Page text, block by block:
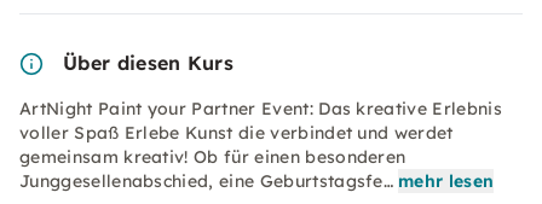
Über diesen Kurs
ArtNight Paint your Partner Event: Das kreative Erlebnis
voller Spaß Erlebe Kunst die verbindet und werdet
gemeinsam kreativ! Ob für einen besonderen
Junggesellenabschied, eine Geburtstagsfe… mehr lesen